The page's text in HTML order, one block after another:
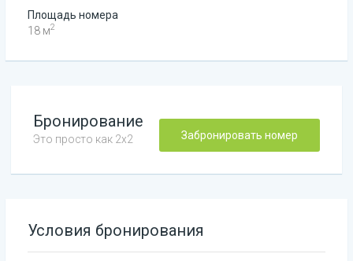
Площадь номера
18 м2
Бронирование
Это просто как 2х2 Забронировать номер
Условия бронирования